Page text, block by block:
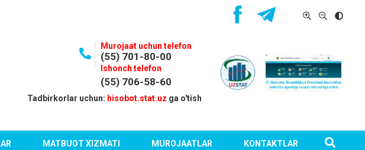
Murojaat uchun telefon
(55) 701-80-00
Ishonch telefon
(55) 706-58-60
Tadbirkorlar uchun: hisobot.stat.uz ga o'tish
MATBUOT XIZMATI MUROJAATLAR KONTAKTLAR